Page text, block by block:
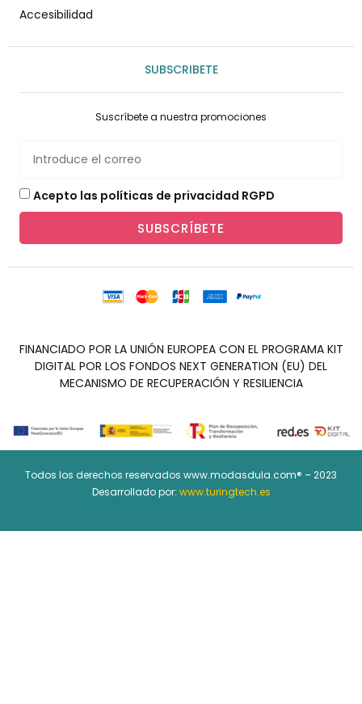
Accesibilidad
SUBSCRIBETE
Suscríbete a nuestra promociones
Acepto las políticas de privacidad RGPD
SUBSCRÍBETE
FINANCIADO POR LA UNIÓN EUROPEA CON EL PROGRAMA KIT
DIGITAL POR LOS FONDOS NEXT GENERATION (EU) DEL
MECANISMO DE RECUPERACIÓN Y RESILIENCIA
Todos los derechos reservados www.modasdula.com® – 2023
Desarrollado por: www.turingtech.es